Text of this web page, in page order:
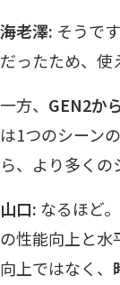
海老澤: そうで
だったため、使
一方、 GEN2か
は1つのシーン
ら、より多く
山口: なるほど
の性能向上と水
向上ではなく、